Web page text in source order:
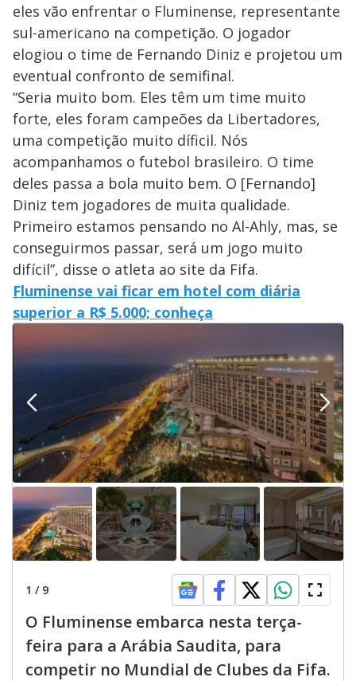
eles vão enfrentar o Fluminense, representante
sul-americano na competição. O jogador
elogiou o time de Fernando Diniz e projetou um
eventual confronto de semifinal.
“Seria muito bom. Eles têm um time muito
forte, eles foram campeões da Libertadores,
uma competição muito díficil. Nós
acompanhamos o futebol brasileiro. O time
deles passa a bola muito bem. O [Fernando]
Diniz tem jogadores de muita qualidade.
Primeiro estamos pensando no Al-Ahly, mas, se
conseguirmos passar, será um jogo muito
difícil”, disse o atleta ao site da Fifa.
Fluminense vai ficar em hotel com diária
superior a R$ 5.000; conheça
1 / 9
O Fluminense embarca nesta terça-
feira para a Arábia Saudita, para
competir no Mundial de Clubes da Fifa.